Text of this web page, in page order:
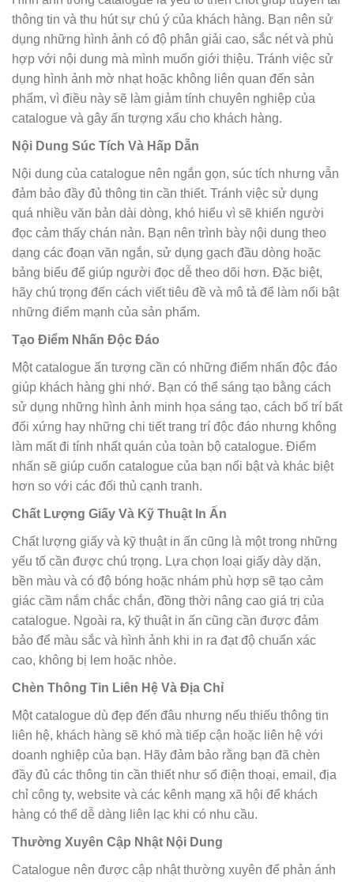
thông tin và thu hút sự chú ý của khách hàng. Bạn nên sử
dụng những hình ảnh có độ phân giải cao, sắc nét và phù
hợp với nội dung mà mình muốn giới thiệu. Tránh việc sử
dụng hình ảnh mờ nhạt hoặc không liên quan đến sản
phẩm, vì điều này sẽ làm giảm tính chuyên nghiệp của
catalogue và gây ấn tượng xấu cho khách hàng.
Nội Dung Súc Tích Và Hấp Dẫn
Nội dung của catalogue nên ngắn gọn, súc tích nhưng vẫn
đảm bảo đầy đủ thông tin cần thiết. Tránh việc sử dụng
quá nhiều văn bản dài dòng, khó hiểu vì sẽ khiến người
đọc cảm thấy chán nản. Bạn nên trình bày nội dung theo
dạng các đoạn văn ngắn, sử dụng gạch đầu dòng hoặc
bảng biểu để giúp người đọc dễ theo dõi hơn. Đặc biệt,
hãy chú trọng đến cách viết tiêu đề và mô tả để làm nổi bật
những điểm mạnh của sản phẩm.
Tạo Điểm Nhấn Độc Đáo
Một catalogue ấn tượng cần có những điểm nhấn độc đáo
giúp khách hàng ghi nhớ. Bạn có thể sáng tạo bằng cách
sử dụng những hình ảnh minh họa sáng tạo, cách bố trí bất
đối xứng hay những chi tiết trang trí độc đáo nhưng không
làm mất đi tính nhất quán của toàn bộ catalogue. Điểm
nhấn sẽ giúp cuốn catalogue của bạn nổi bật và khác biệt
hơn so với các đối thủ cạnh tranh.
Chất Lượng Giấy Và Kỹ Thuật In Ấn
Chất lượng giấy và kỹ thuật in ấn cũng là một trong những
yếu tố cần được chú trọng. Lựa chọn loại giấy dày dặn,
bền màu và có độ bóng hoặc nhám phù hợp sẽ tạo cảm
giác cầm nắm chắc chắn, đồng thời nâng cao giá trị của
catalogue. Ngoài ra, kỹ thuật in ấn cũng cần được đảm
bảo để màu sắc và hình ảnh khi in ra đạt độ chuẩn xác
cao, không bị lem hoặc nhòe.
Chèn Thông Tin Liên Hệ Và Địa Chỉ
Một catalogue dù đẹp đến đâu nhưng nếu thiếu thông tin
liên hệ, khách hàng sẽ khó mà tiếp cận hoặc liên hệ với
doanh nghiệp của bạn. Hãy đảm bảo rằng bạn đã chèn
đầy đủ các thông tin cần thiết như số điện thoại, email, địa
chỉ công ty, website và các kênh mạng xã hội để khách
hàng có thể dễ dàng liên lạc khi có nhu cầu.
Thường Xuyên Cập Nhật Nội Dung
Catalogue nên được cập nhật thường xuyên để phản ánh